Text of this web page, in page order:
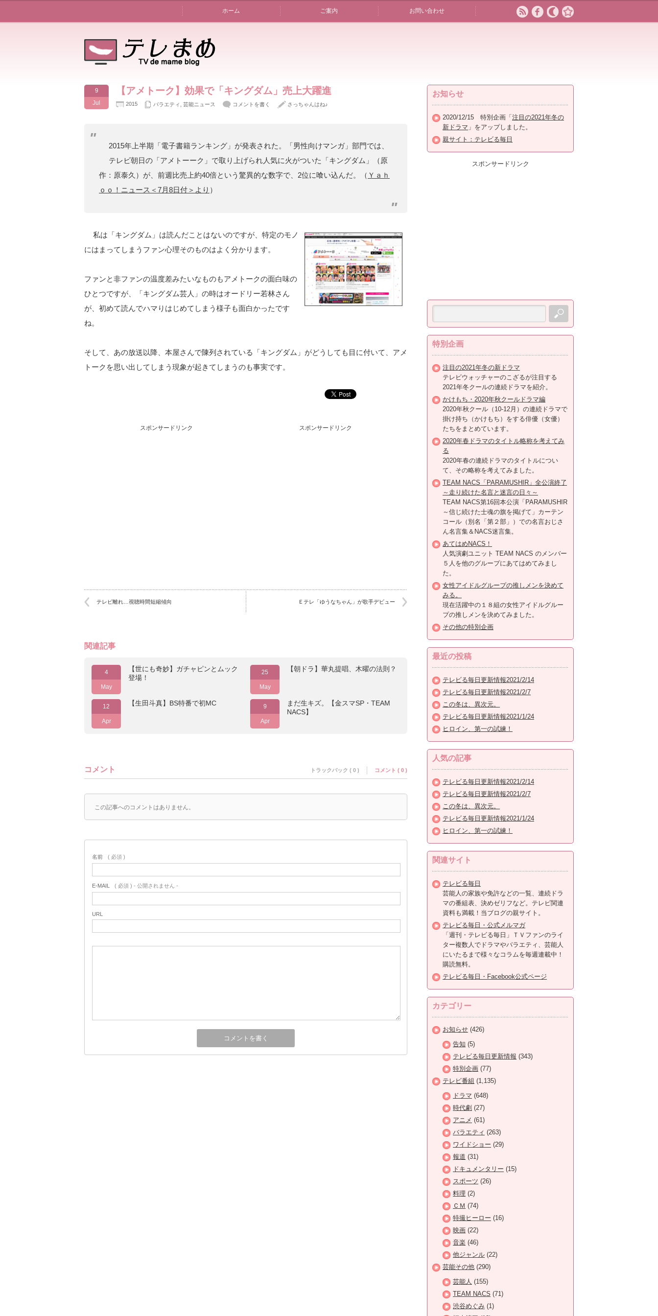
ホーム ご案内 お問い合わせ
9
Jul
【アメトーク】効果で「キングダム」売上大躍進
2015 バラエティ 芸能ニュース コメントを書く さっちゃんはね♪
2015年上半期「電子書籍ランキング」が発表された。「男性向けマンガ」部門では、
テレビ朝日の「アメトーーク」で取り上げられ人気に火がついた「キングダム」（原
作：原泰久）が、前週比売上約40倍という驚異的な数字で、2位に喰い込んだ。（ Ｙａｈ
ｏｏ！ニュース＜7月8日付＞より ）
私は「キングダム」は読んだことはないのですが、特定のモノ
にはまってしまうファン心理そのものはよく分かります。
ファンと非ファンの温度差みたいなものもアメトークの面白味の
ひとつですが、「キングダム芸人」の時はオードリー若林さん
が、初めて読んでハマりはじめてしまう様子も面白かったです
ね。
そして、あの放送以降、本屋さんで陳列されている「キングダム」がどうしても目に付いて、アメ
トークを思い出してしまう現象が起きてしまうのも事実です。
スポンサードリンク スポンサードリンク
テレビ離れ…視聴時間短縮傾向 Ｅテレ「ゆうなちゃん」が歌手デビュー
関連記事
4
May
【世にも奇妙】ガチャピンとムック
登場！
25
May
【朝ドラ】華丸提唱、木曜の法則？
12
Apr
【生田斗真】BS特番で初MC 9
Apr
まだ生キズ。【金スマSP・TEAM
NACS】
コメント トラックバック ( 0 ) コメント ( 0 )
この記事へのコメントはありません。
名前 ( 必須 )
E-MAIL ( 必須 ) - 公開されません -
URL
お知らせ
2020/12/15 特別企画「 注目の2021年冬の
新ドラマ 」をアップしました。
親サイト：テレビる毎日
スポンサードリンク
特別企画
注目の2021年冬の新ドラマ
テレビウォッチャーのこざるが注目する
2021年冬クールの連続ドラマを紹介。
かけもち・2020年秋クールドラマ編
2020年秋クール（10-12月）の連続ドラマで
掛け持ち（かけもち）をする俳優（女優）
たちをまとめています。
2020年春ドラマのタイトル略称を考えてみ
る
2020年春の連続ドラマのタイトルについ
て、その略称を考えてみました。
TEAM NACS「PARAMUSHIR」全公演終了
～走り続けた名言と迷言の日々～
TEAM NACS第16回本公演「PARAMUSHIR
～信じ続けた士魂の旗を掲げて」カーテン
コール（別名「第２部」）での名言おじさ
ん名言集＆NACS迷言集。
あてはめNACS！
人気演劇ユニット TEAM NACS のメンバー
５人を他のグループにあてはめてみまし
た。
女性アイドルグループの推しメンを決めて
みる。
現在活躍中の１８組の女性アイドルグルー
プの推しメンを決めてみました。
その他の特別企画
最近の投稿
テレビる毎日更新情報2021/2/14
テレビる毎日更新情報2021/2/7
この冬は、異次元。
テレビる毎日更新情報2021/1/24
ヒロイン、第一の試練！
人気の記事
テレビる毎日更新情報2021/2/14
テレビる毎日更新情報2021/2/7
この冬は、異次元。
テレビる毎日更新情報2021/1/24
ヒロイン、第一の試練！
関連サイト
テレビる毎日
芸能人の家族や免許などの一覧、連続ドラ
マの番組表、決めゼリフなど。テレビ関連
資料も満載！当ブログの親サイト。
テレビる毎日・公式メルマガ
「週刊・テレビる毎日」ＴＶファンのライ
ター複数人でドラマやバラエティ、芸能人
にいたるまで様々なコラムを毎週連載中！
購読無料。
テレビる毎日・Facebook公式ページ
カテゴリー
お知らせ (426)
告知 (5)
テレビる毎日更新情報 (343)
特別企画 (77)
テレビ番組 (1,135)
ドラマ (648)
時代劇 (27)
アニメ (61)
バラエティ (263)
ワイドショー (29)
報道 (31)
ドキュメンタリー (15)
スポーツ (26)
料理 (2)
ＣＭ (74)
特撮ヒーロー (16)
映画 (22)
音楽 (46)
他ジャンル (22)
芸能その他 (290)
芸能人 (155)
TEAM NACS (71)
渋谷めぐみ (1)